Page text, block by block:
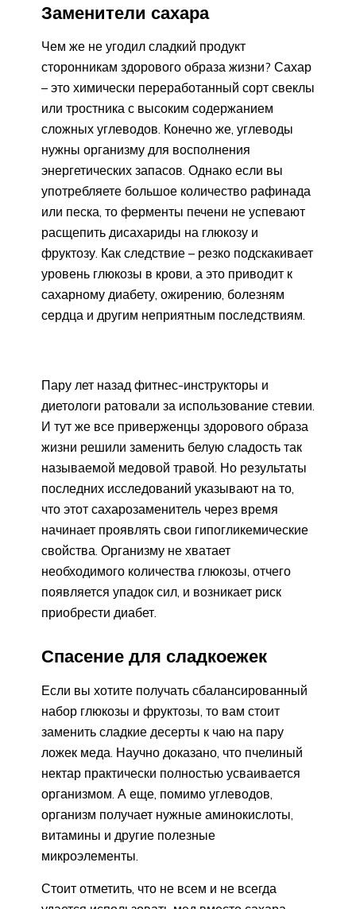
Заменители сахара
Чем же не угодил сладкий продукт
сторонникам здорового образа жизни? Сахар
– это химически переработанный сорт свеклы
или тростника с высоким содержанием
сложных углеводов. Конечно же, углеводы
нужны организму для восполнения
энергетических запасов. Однако если вы
употребляете большое количество рафинада
или песка, то ферменты печени не успевают
расщепить дисахариды на глюкозу и
фруктозу. Как следствие – резко подскакивает
уровень глюкозы в крови, а это приводит к
сахарному диабету, ожирению, болезням
сердца и другим неприятным последствиям.
Пару лет назад фитнес-инструкторы и
диетологи ратовали за использование стевии.
И тут же все приверженцы здорового образа
жизни решили заменить белую сладость так
называемой медовой травой. Но результаты
последних исследований указывают на то,
что этот сахарозаменитель через время
начинает проявлять свои гипогликемические
свойства. Организму не хватает
необходимого количества глюкозы, отчего
появляется упадок сил, и возникает риск
приобрести диабет.
Спасение для сладкоежек
Если вы хотите получать сбалансированный
набор глюкозы и фруктозы, то вам стоит
заменить сладкие десерты к чаю на пару
ложек меда. Научно доказано, что пчелиный
нектар практически полностью усваивается
организмом. А еще, помимо углеводов,
организм получает нужные аминокислоты,
витамины и другие полезные
микроэлементы.
Стоит отметить, что не всем и не всегда